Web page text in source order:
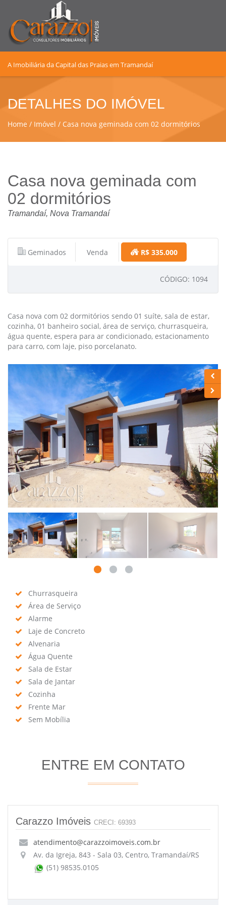
A Imobiliária da Capital das Praias em Tramandaí
DETALHES DO IMÓVEL
Home Imóvel Casa nova geminada com 02 dormitórios
Casa nova geminada com
02 dormitórios
Tramandaí, Nova Tramandaí
Geminados Venda R$ 335.000
CÓDIGO: 1094
Casa nova com 02 dormitórios sendo 01 suíte, sala de estar,
cozinha, 01 banheiro social, área de serviço, churrasqueira,
água quente, espera para ar condicionado, estacionamento
para carro, com laje, piso porcelanato.
Churrasqueira
Área de Serviço
Alarme
Laje de Concreto
Alvenaria
Água Quente
Sala de Estar
Sala de Jantar
Cozinha
Frente Mar
Sem Mobília
ENTRE EM CONTATO
Carazzo Imóveis CRECI: 69393
atendimento@carazzoimoveis.com.br
Av. da Igreja, 843 - Sala 03, Centro, Tramandaí/RS
(51) 98535.0105